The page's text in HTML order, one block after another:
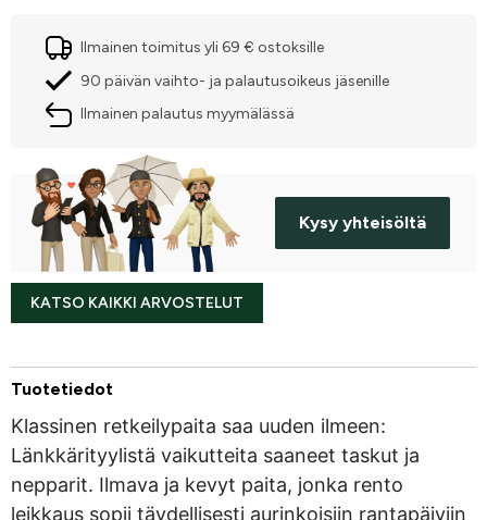
Ilmainen toimitus yli 69 € ostoksille
90 päivän vaihto- ja palautusoikeus jäsenille
Ilmainen palautus myymälässä
Kysy yhteisöltä
KATSO KAIKKI ARVOSTELUT
Tuotetiedot
Klassinen retkeilypaita saa uuden ilmeen:
Länkkärityylistä vaikutteita saaneet taskut ja
nepparit. Ilmava ja kevyt paita, jonka rento
leikkaus sopii täydellisesti aurinkoisiin rantapäiviin